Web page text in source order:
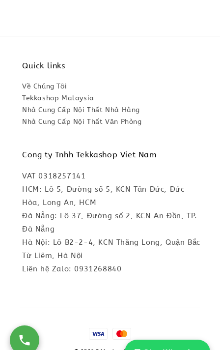
Quick links
Về Chúng Tôi
Tekkashop Malaysia
Nhà Cung Cấp Nội Thất Nhà Hàng
Nhà Cung Cấp Nội Thất Văn Phòng
Cong ty Tnhh Tekkashop Viet Nam
VAT 0318257141
HCM: Lô 5, Đường số 5, KCN Tân Đức, Đức
Hòa, Long An, HCM
Đà Nẵng: Lô 37, Đường số 2, KCN An Đồn, TP.
Đà Nẵng
Hà Nội: Lô B2-2-4, KCN Thăng Long, Quận Bắc
Từ Liêm, Hà Nội
Liên hệ Zalo: 0931268840